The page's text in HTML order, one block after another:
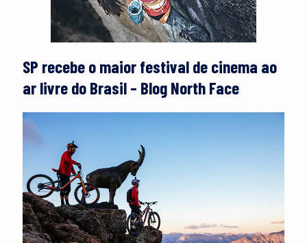
SP recebe o maior festival de cinema ao
ar livre do Brasil – Blog North Face